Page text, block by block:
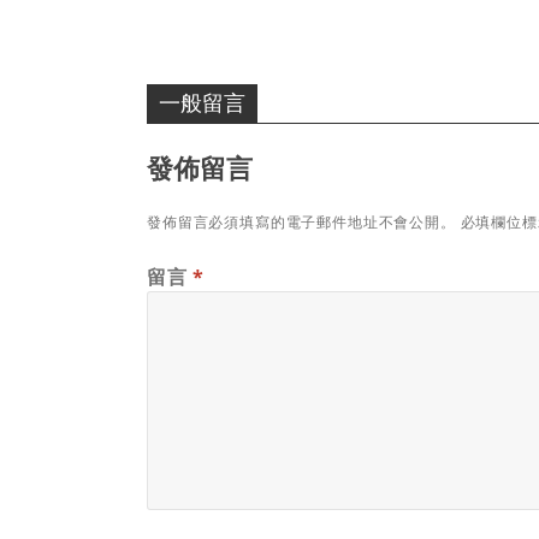
一般留言
發佈留言
發佈留言必須填寫的電子郵件地址不會公開。 必填欄位
留言 *